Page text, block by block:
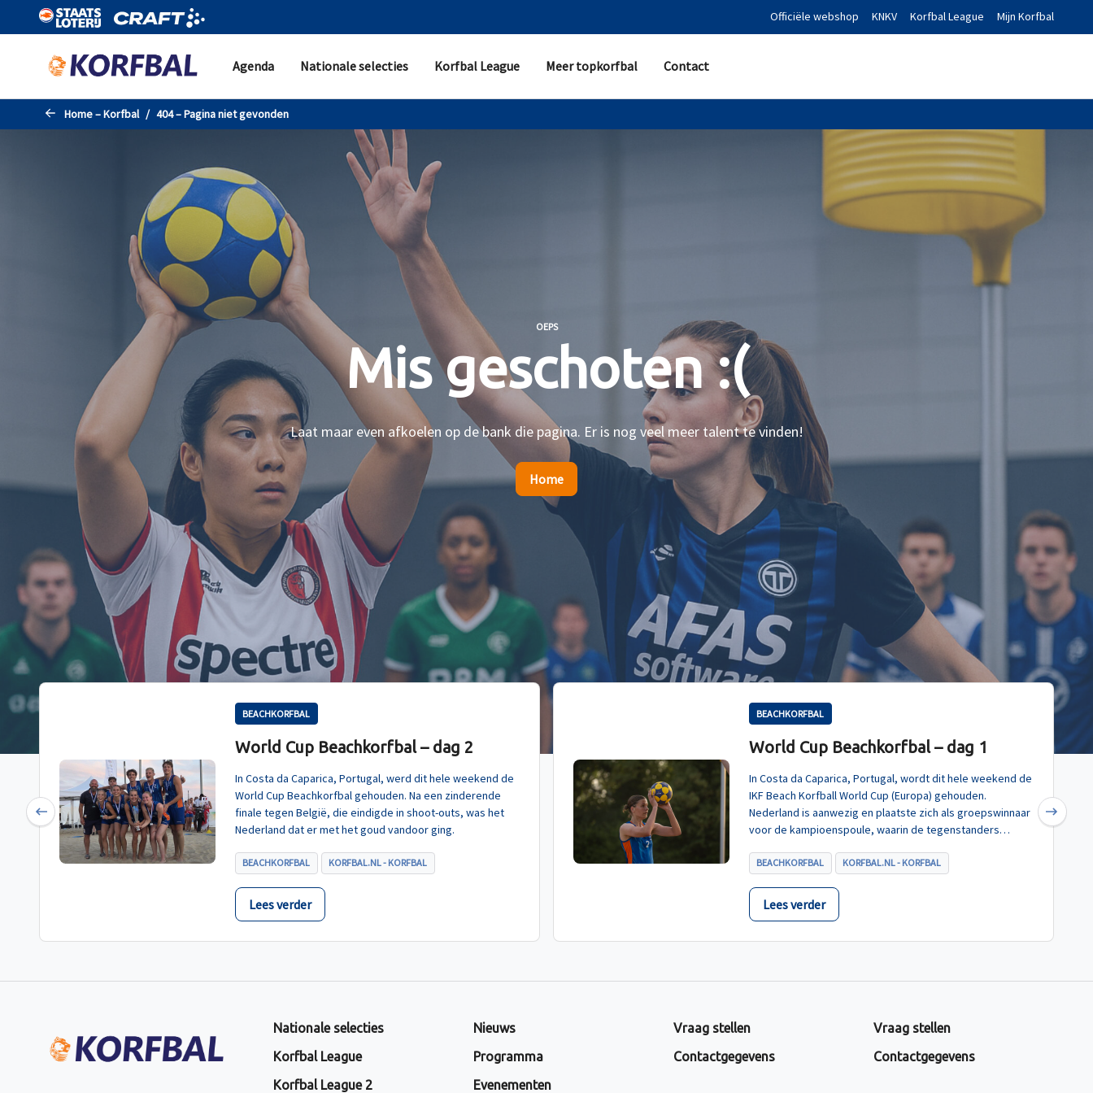
Naar de hoofdinhoud gaan Officiële webshop KNKV Korfbal League Mijn Korfbal
Agenda Nationale selecties Korfbal League Meer topkorfbal Contact
Home – Korfbal 404 – Pagina niet gevonden
OEPS
Mis geschoten :(
Laat maar even afkoelen op de bank die pagina. Er is nog veel meer talent te vinden!
Home
BEACHKORFBAL
World Cup Beachkorfbal – dag 2
In Costa da Caparica, Portugal, werd dit hele weekend de
World Cup Beachkorfbal gehouden. Na een zinderende
finale tegen België, die eindigde in shoot-outs, was het
Nederland dat er met het goud vandoor ging.
BEACHKORFBAL KORFBAL.NL - KORFBAL
Lees verder
BEACHKORFBAL
World Cup Beachkorfbal – dag 1
In Costa da Caparica, Portugal, wordt dit hele weekend de
IKF Beach Korfball World Cup (Europa) gehouden.
Nederland is aanwezig en plaatste zich als groepswinnaar
voor de kampioenspoule, waarin de tegenstanders
BEACHKORFBAL KORFBAL.NL - KORFBAL
Lees verder
Previous Next
Nationale selecties
Korfbal League
Korfbal League 2
Nieuws
Programma
Evenementen
Vraag stellen
Contactgegevens
Vraag stellen
Contactgegevens